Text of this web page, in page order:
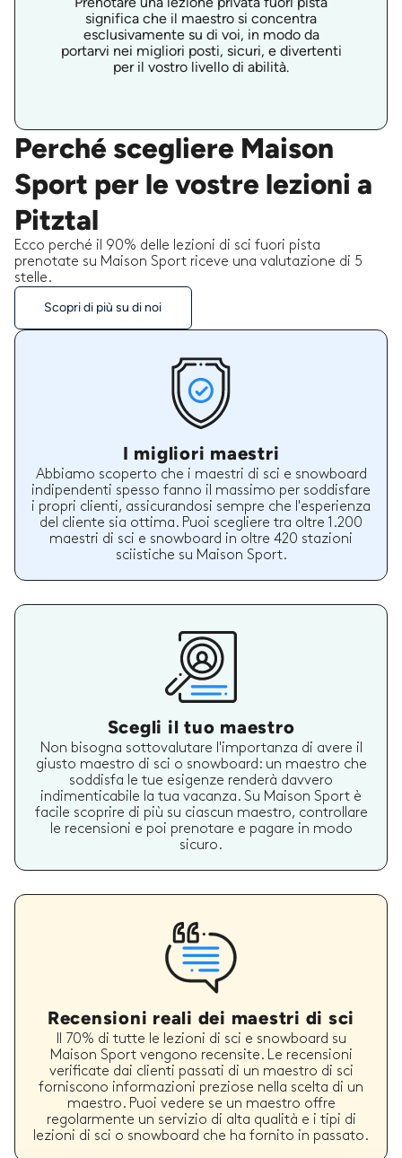
significa che il maestro si concentra
esclusivamente su di voi, in modo da
portarvi nei migliori posti, sicuri, e divertenti
per il vostro livello di abilità.
Perché scegliere Maison
Sport per le vostre lezioni a
Pitztal
Ecco perché il 90% delle lezioni di sci fuori pista
prenotate su Maison Sport riceve una valutazione di 5
stelle.
Scopri di più su di noi
I migliori maestri
Abbiamo scoperto che i maestri di sci e snowboard
indipendenti spesso fanno il massimo per soddisfare
i propri clienti, assicurandosi sempre che l'esperienza
del cliente sia ottima. Puoi scegliere tra oltre 1.200
maestri di sci e snowboard in oltre 420 stazioni
sciistiche su Maison Sport.
Scegli il tuo maestro
Non bisogna sottovalutare l'importanza di avere il
giusto maestro di sci o snowboard: un maestro che
soddisfa le tue esigenze renderà davvero
indimenticabile la tua vacanza. Su Maison Sport è
facile scoprire di più su ciascun maestro, controllare
le recensioni e poi prenotare e pagare in modo
sicuro.
Recensioni reali dei maestri di sci
Il 70% di tutte le lezioni di sci e snowboard su
Maison Sport vengono recensite. Le recensioni
verificate dai clienti passati di un maestro di sci
forniscono informazioni preziose nella scelta di un
maestro. Puoi vedere se un maestro offre
regolarmente un servizio di alta qualità e i tipi di
lezioni di sci o snowboard che ha fornito in passato.